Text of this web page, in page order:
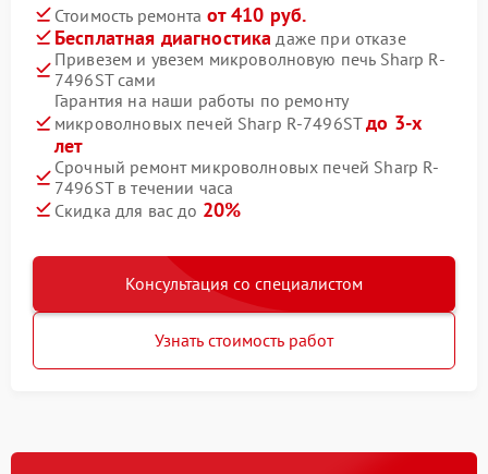
Стоимость ремонта от 410 руб.
Бесплатная диагностика даже при отказе
Привезем и увезем микроволновую печь Sharp R-
7496ST сами
Гарантия на наши работы по ремонту
микроволновых печей Sharp R-7496STдо 3-х
лет
Срочный ремонт микроволновых печей Sharp R-
7496ST в течении часа
Скидка для вас до 20%
Консультация со специалистом
Узнать стоимость работ